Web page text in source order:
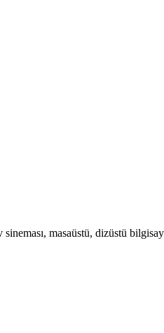
masaüstü, dizüstü